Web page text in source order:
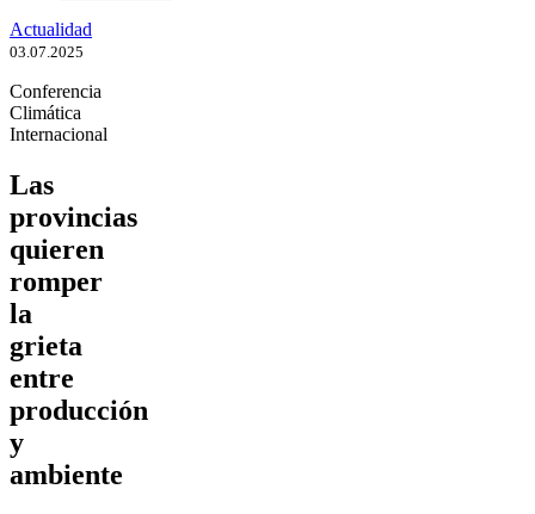
Actualidad
03.07.2025
Conferencia
Climática
Internacional
Las
provincias
quieren
romper
la
grieta
entre
producción
y
ambiente